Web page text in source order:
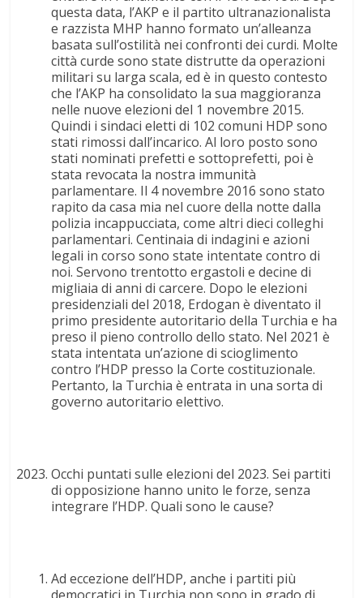
questa data, l’AKP e il partito ultranazionalista
e razzista MHP hanno formato un’alleanza
basata sull’ostilità nei confronti dei curdi. Molte
città curde sono state distrutte da operazioni
militari su larga scala, ed è in questo contesto
che l’AKP ha consolidato la sua maggioranza
nelle nuove elezioni del 1 novembre 2015.
Quindi i sindaci eletti di 102 comuni HDP sono
stati rimossi dall’incarico. Al loro posto sono
stati nominati prefetti e sottoprefetti, poi è
stata revocata la nostra immunità
parlamentare. Il 4 novembre 2016 sono stato
rapito da casa mia nel cuore della notte dalla
polizia incappucciata, come altri dieci colleghi
parlamentari. Centinaia di indagini e azioni
legali in corso sono state intentate contro di
noi. Servono trentotto ergastoli e decine di
migliaia di anni di carcere. Dopo le elezioni
presidenziali del 2018, Erdogan è diventato il
primo presidente autoritario della Turchia e ha
preso il pieno controllo dello stato. Nel 2021 è
stata intentata un’azione di scioglimento
contro l’HDP presso la Corte costituzionale.
Pertanto, la Turchia è entrata in una sorta di
governo autoritario elettivo.
Occhi puntati sulle elezioni del 2023. Sei partiti
di opposizione hanno unito le forze, senza
integrare l’HDP. Quali sono le cause?
Ad eccezione dell’HDP, anche i partiti più